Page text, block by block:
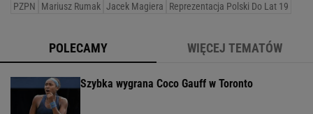
PZPN Mariusz Rumak Jacek Magiera Reprezentacja Polski Do Lat 19
POLECAMY WIĘCEJ TEMATÓW
Szybka wygrana Coco Gauff w Toronto